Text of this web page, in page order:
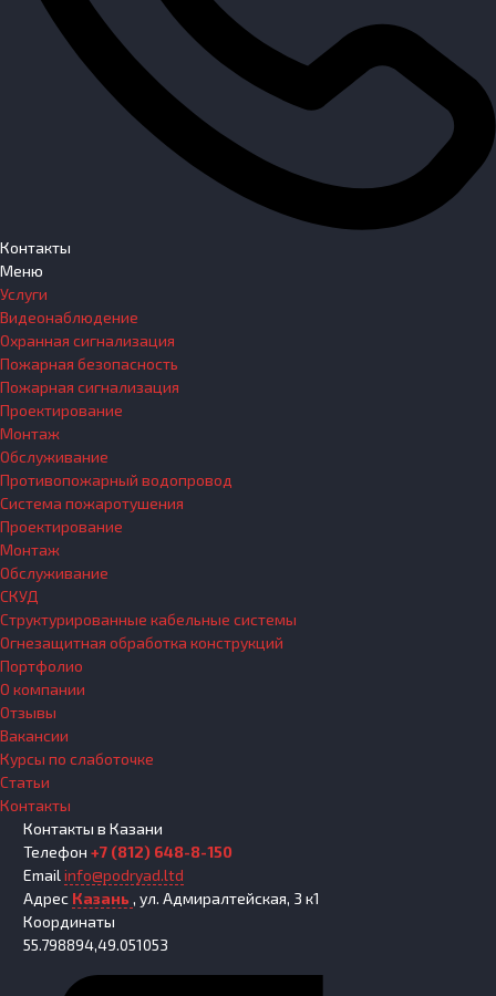
Контакты
Меню
Услуги
Видеонаблюдение
Охранная сигнализация
Пожарная безопасность
Пожарная сигнализация
Проектирование
Монтаж
Обслуживание
Противопожарный водопровод
Система пожаротушения
Проектирование
Монтаж
Обслуживание
СКУД
Структурированные кабельные системы
Огнезащитная обработка конструкций
Портфолио
О компании
Отзывы
Вакансии
Курсы по слаботочке
Статьи
Контакты
Контакты в Казани
Телефон +7 (812) 648-8-150
Email info@podryad.ltd
Адрес Казань , ул. Адмиралтейская, 3 к1
Координаты
55.798894,49.051053